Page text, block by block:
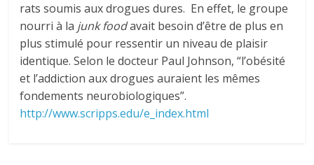
rats soumis aux drogues dures. En effet, le groupe
nourri à la junk foodavait besoin d’être de plus en
plus stimulé pour ressentir un niveau de plaisir
identique. Selon le docteur Paul Johnson, “l’obésité
et l’addiction aux drogues auraient les mêmes
fondements neurobiologiques”.
http://www.scripps.edu/e_index.html